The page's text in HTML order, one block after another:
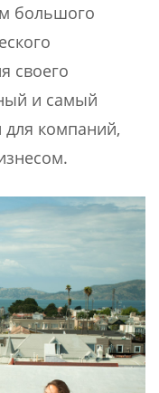
большого
своего
и самый
для компаний,